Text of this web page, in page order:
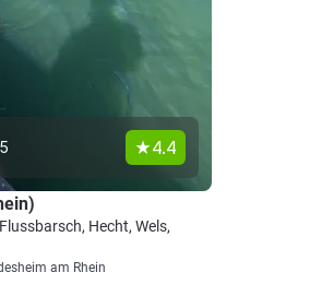
4.4
Hecht, Wels,
am Rhein